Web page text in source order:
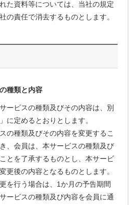
た資料等については、当社の規定
の責任で消去するものとします。
種類と内容
ービスの種類及びその内容は、別
に定めるとおりとします。
の種類及びその内容を変更するこ
、会員は、本サービスの種類及び
とを了承するものとし、本サービ
更後の内容となるものとします。
を行う場合は、1か月の予告期間
ービスの種類及び内容を会員に通